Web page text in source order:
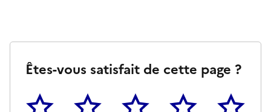
Êtes-vous satisfait de cette page ?
1 2 3 4 5